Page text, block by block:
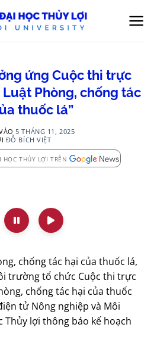
ứng Cuộc thi trực
Phòng, chống tác
của thuốc lá”
5 THÁNG 11, 2025
ĐỖ BÍCH VIỆT
THỦY LỢI TRÊN
chống tác hại của thuốc lá,
trường tổ chức Cuộc thi trực
chống tác hại của thuốc
tử Nông nghiệp và Môi
lợi thông báo kế hoạch